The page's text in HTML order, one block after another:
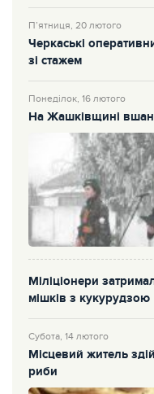
П’ятниця, 20 лютого
Черкаські
зі стажем
Понеділок, 16 лютого
На Жашківщині
Міліціонери
мішків з кукурудзою
Субота, 14 лютого
Місцевий житель
риби